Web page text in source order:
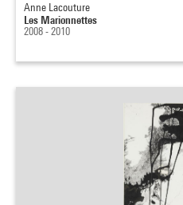
Anne Lacouture
Les Marionnettes
2008 - 2010